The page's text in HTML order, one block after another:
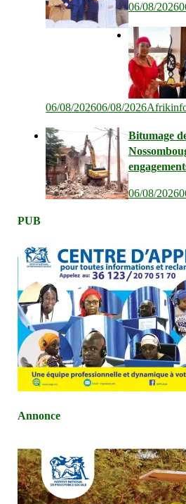
06/08/2026
06/08/202606/08/2026
Bitumage
06/08/2026
PUB
Annonce